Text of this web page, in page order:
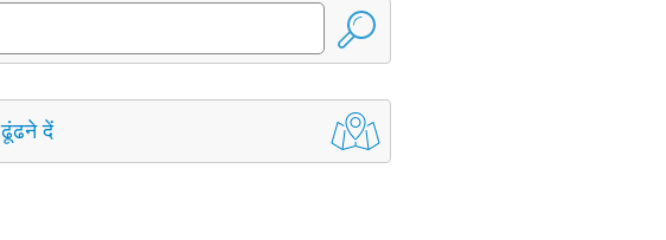
ढूंढने दें